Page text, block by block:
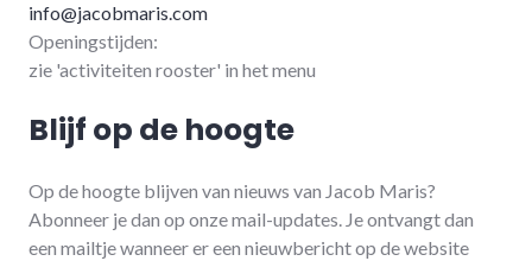
info@jacobmaris.com
Openingstijden:
zie 'activiteiten rooster' in het menu
Blijf op de hoogte
Op de hoogte blijven van nieuws van Jacob Maris?
Abonneer je dan op onze mail-updates. Je ontvangt dan
een mailtje wanneer er een nieuwbericht op de website